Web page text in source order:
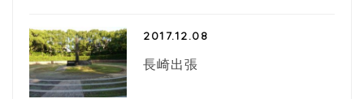
2017.12.08
長崎出張